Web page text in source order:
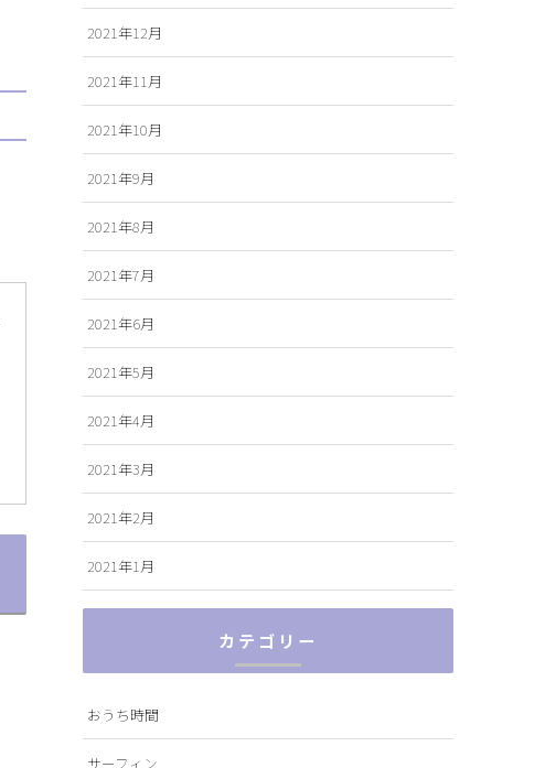
2021年12月
2021年11月
2021年10月
2021年9月
2021年8月
2021年7月
2021年6月
2021年5月
2021年4月
2021年3月
2021年2月
2021年1月
カテゴリー
おうち時間
サーフィン